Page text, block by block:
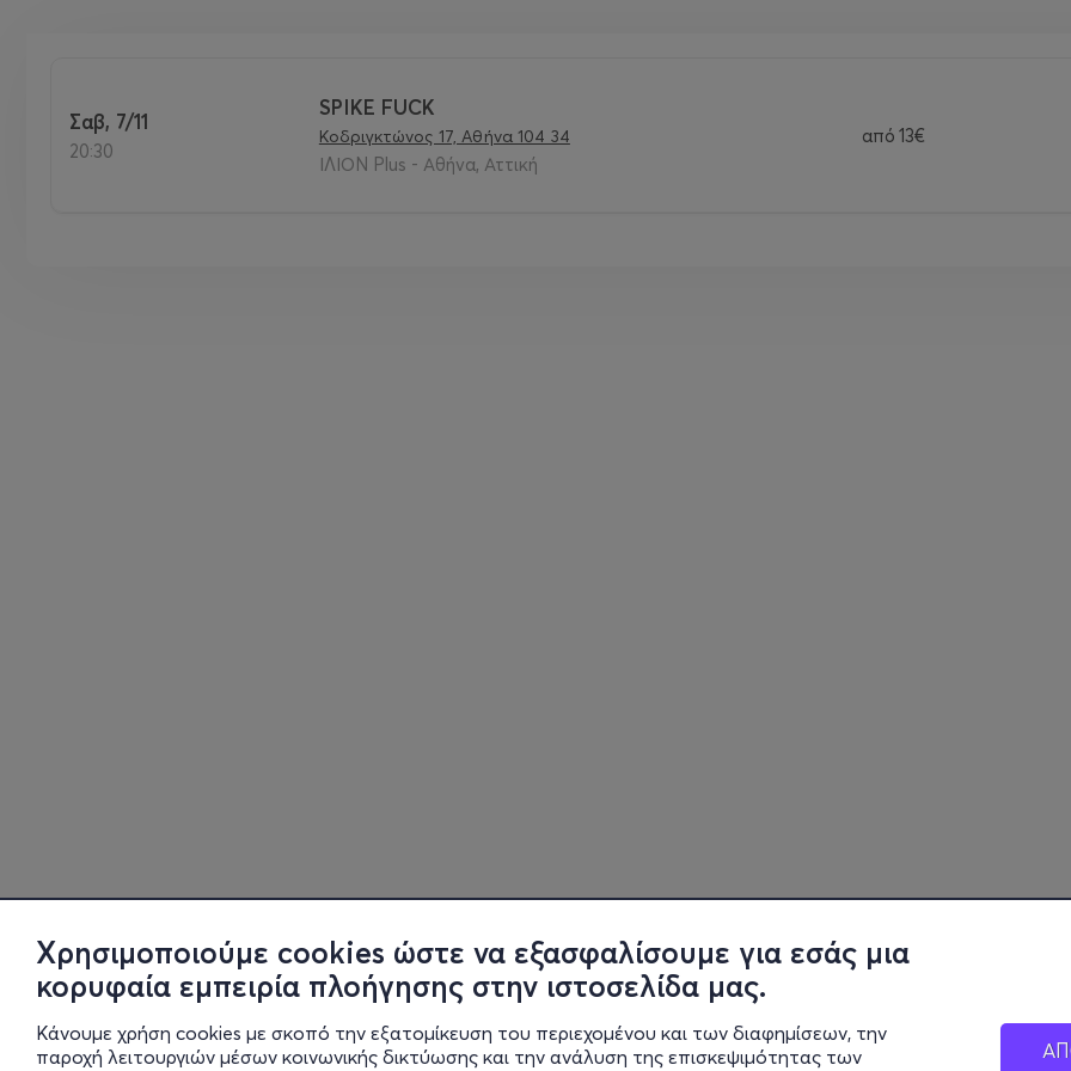
Χρησιμοποιούμε cookies ώστε να εξασφαλίσουμε για εσάς μια
κορυφαία εμπειρία πλοήγησης στην ιστοσελίδα μας.
Κάνουμε χρήση cookies με σκοπό την εξατομίκευση του περιεχομένου και των διαφημίσεων, την
παροχή λειτουργιών μέσων κοινωνικής δικτύωσης και την ανάλυση της επισκεψιμότητας των
Σαβ, 7/11
20:30
SPIKE FUCK
Κοδριγκτώνος 17, Αθήνα 104 34
ΙΛΙΟΝ Plus - Αθήνα, Αττική
από 13€